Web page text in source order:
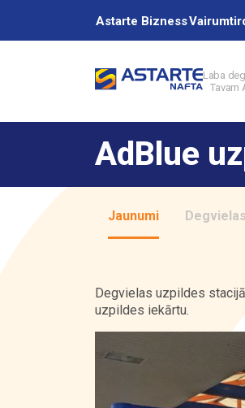
Astarte Bizness
Laba
Tavam
AdBlue
Jaunumi
Degvielas uzpildes stacijā
uzpildes iekārtu.